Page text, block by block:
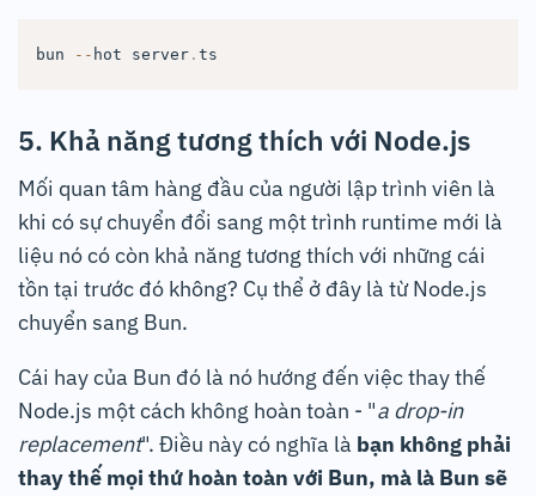
bun -- hot server. ts
5. Khả năng tương thích với Node.js
Mối quan tâm hàng đầu của người lập trình viên là
khi có sự chuyển đổi sang một trình runtime mới là
liệu nó có còn khả năng tương thích với những cái
tồn tại trước đó không? Cụ thể ở đây là từ Node.js
chuyển sang Bun.
Cái hay của Bun đó là nó hướng đến việc thay thế
Node.js một cách không hoàn toàn - "a drop-in
replacement". Điều này có nghĩa là bạn không phải
thay thế mọi thứ hoàn toàn với Bun, mà là Bun sẽ